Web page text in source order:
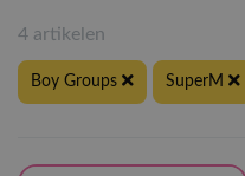
4 artikelen
Boy Groups SuperM